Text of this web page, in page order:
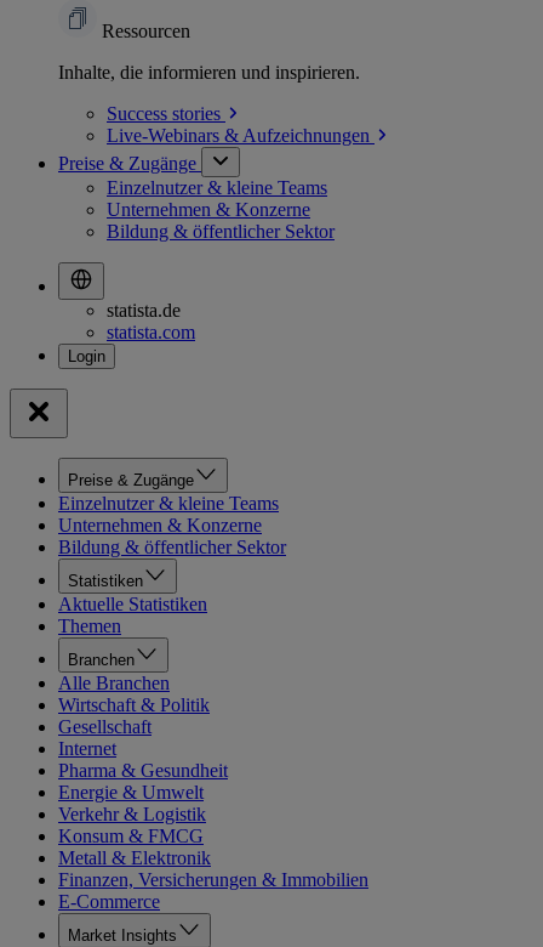
Ressourcen
Inhalte, die informieren und inspirieren.
Success stories
Live-Webinars & Aufzeichnungen
Preise & Zugänge
Einzelnutzer & kleine Teams
Unternehmen & Konzerne
Bildung & öffentlicher Sektor
statista.de
statista.com
Preise & Zugänge
Einzelnutzer & kleine Teams
Unternehmen & Konzerne
Bildung & öffentlicher Sektor
Statistiken
Aktuelle Statistiken
Themen
Branchen
Alle Branchen
Wirtschaft & Politik
Gesellschaft
Internet
Pharma & Gesundheit
Energie & Umwelt
Verkehr & Logistik
Konsum & FMCG
Metall & Elektronik
Finanzen, Versicherungen & Immobilien
E-Commerce
Market Insights